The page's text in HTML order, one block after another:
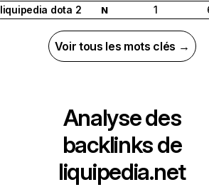
liquipedia dota 2
N 1
Voir tous les mots clés →
Analyse des
backlinks de
liquipedia.net